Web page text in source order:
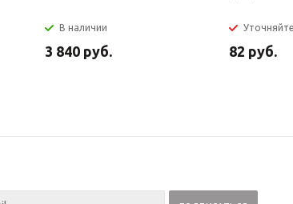
В наличии
3 840 руб.
Уточняйте
82 руб.